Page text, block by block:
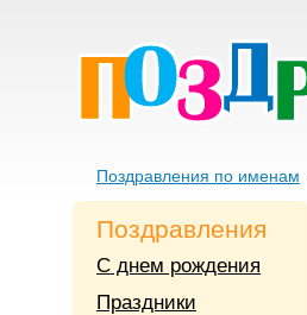
Поздравления по именам
Поздравления
С днем рождения
Праздники